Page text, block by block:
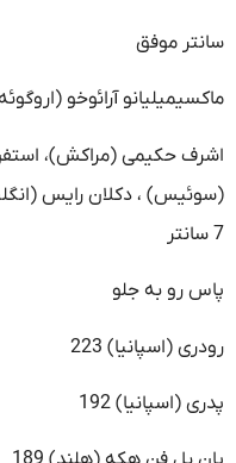
سانتر موفق
ماکسیمیلیانو آرائوخو (اروگوئه) 8
اشرف حکیمی (مراکش)، استفن
(سوئیس) ، دکلان رایس
7 سانتر
پاس رو به جلو
رودری (اسپانیا) 223
پدری (اسپانیا) 192